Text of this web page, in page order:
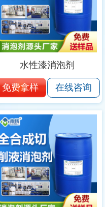
水性漆消泡剂
免费拿样 在线咨询